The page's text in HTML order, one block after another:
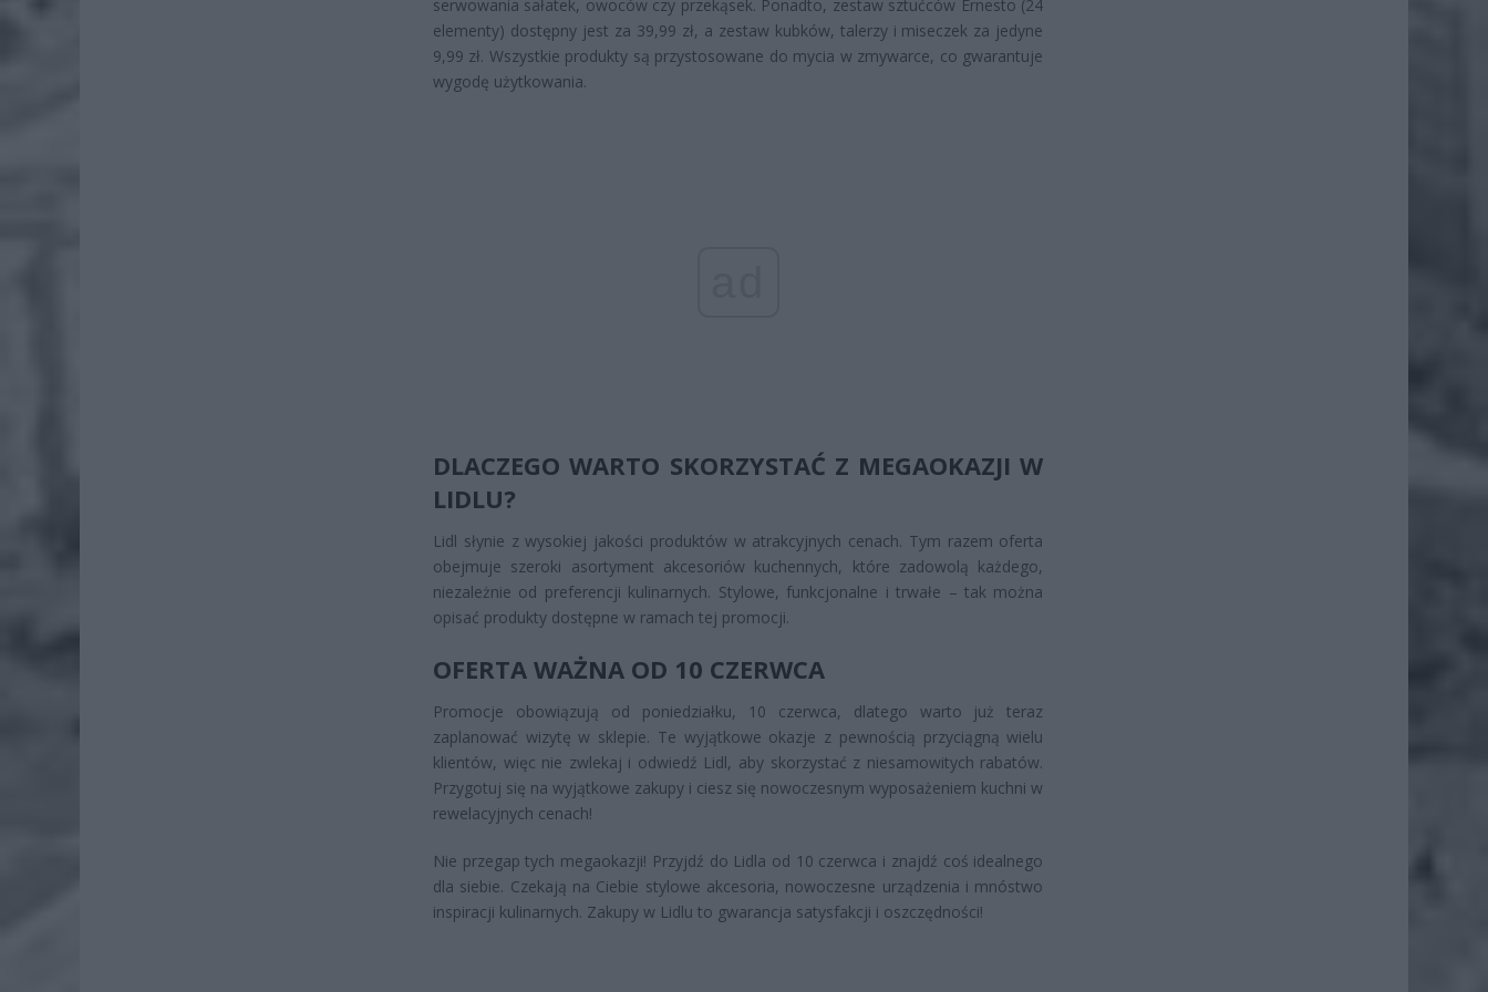
serwowania sałatek, owoców czy przekąsek. Ponadto, zestaw sztućców Ernesto (24
elementy) dostępny jest za 39,99 zł, a zestaw kubków, talerzy i miseczek za jedyne
9,99 zł. Wszystkie produkty są przystosowane do mycia w zmywarce, co gwarantuje
wygodę użytkowania.
DLACZEGO WARTO SKORZYSTAĆ Z MEGAOKAZJI W
LIDLU?
Lidl słynie z wysokiej jakości produktów w atrakcyjnych cenach. Tym razem oferta
obejmuje szeroki asortyment akcesoriów kuchennych, które zadowolą każdego,
niezależnie od preferencji kulinarnych. Stylowe, funkcjonalne i trwałe – tak można
opisać produkty dostępne w ramach tej promocji.
OFERTA WAŻNA OD 10 CZERWCA
Promocje obowiązują od poniedziałku, 10 czerwca, dlatego warto już teraz
zaplanować wizytę w sklepie. Te wyjątkowe okazje z pewnością przyciągną wielu
klientów, więc nie zwlekaj i odwiedź Lidl, aby skorzystać z niesamowitych rabatów.
Przygotuj się na wyjątkowe zakupy i ciesz się nowoczesnym wyposażeniem kuchni w
rewelacyjnych cenach!
Nie przegap tych megaokazji! Przyjdź do Lidla od 10 czerwca i znajdź coś idealnego
dla siebie. Czekają na Ciebie stylowe akcesoria, nowoczesne urządzenia i mnóstwo
inspiracji kulinarnych. Zakupy w Lidlu to gwarancja satysfakcji i oszczędności!